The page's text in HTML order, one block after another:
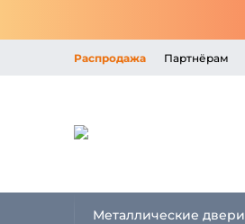
Распродажа Партнёрам
Металлические двери